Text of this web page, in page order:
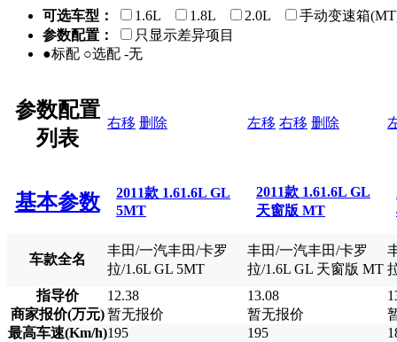
可选车型： 1.6L 1.8L 2.0L
手动变速箱
参数配置：
只显示差异项目
●标配 ○选配 -无
参数配置
列表
右移 删除 左移 右移 删除
基本参数
2011款 1.61.6L GL
5MT
2011款 1.61.6L GL
天窗版 MT
车款全名
丰田/一汽丰田/卡罗
拉/1.6L GL 5MT
丰田/一汽丰田/卡罗
拉/1.6L GL 天窗版 MT
指导价
12.38 13.08
商家报价(万元) 暂无报价 暂无报价
最高车速(Km/h)195 195